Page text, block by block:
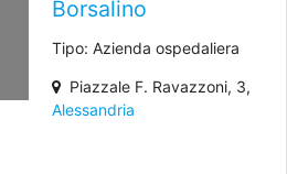
Borsalino
Tipo: Azienda ospedaliera
Piazzale F. Ravazzoni, 3,
Alessandria